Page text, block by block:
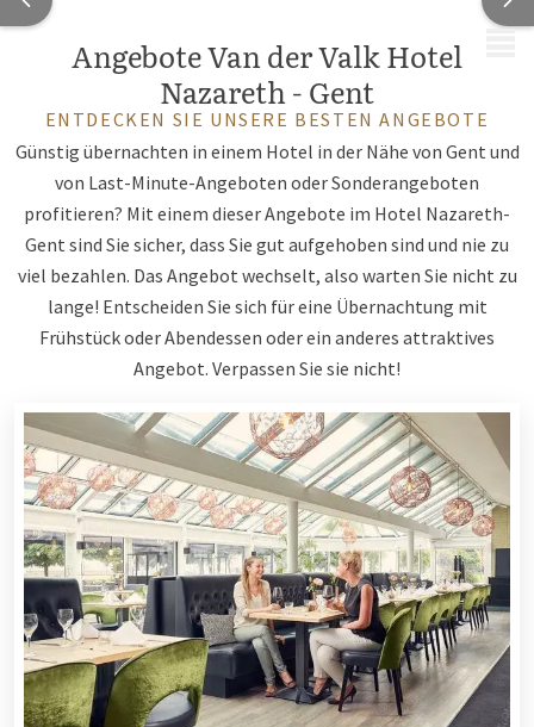
Angebote Van der Valk Hotel
Nazareth - Gent
ENTDECKEN SIE UNSERE BESTEN ANGEBOTE
Günstig übernachten in einem Hotel in der Nähe von Gent und
von Last-Minute-Angeboten oder Sonderangeboten
profitieren? Mit einem dieser Angebote im Hotel Nazareth-
Gent sind Sie sicher, dass Sie gut aufgehoben sind und nie zu
viel bezahlen. Das Angebot wechselt, also warten Sie nicht zu
lange! Entscheiden Sie sich für eine Übernachtung mit
Frühstück oder Abendessen oder ein anderes attraktives
Angebot. Verpassen Sie sie nicht!